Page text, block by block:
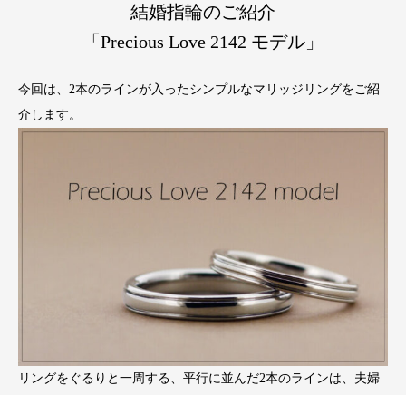
結婚指輪のご紹介
「Precious Love 2142 モデル」
今回は、2本のラインが入ったシンプルなマリッジリングをご紹
介します。
リングをぐるりと一周する、平行に並んだ2本のラインは、夫婦